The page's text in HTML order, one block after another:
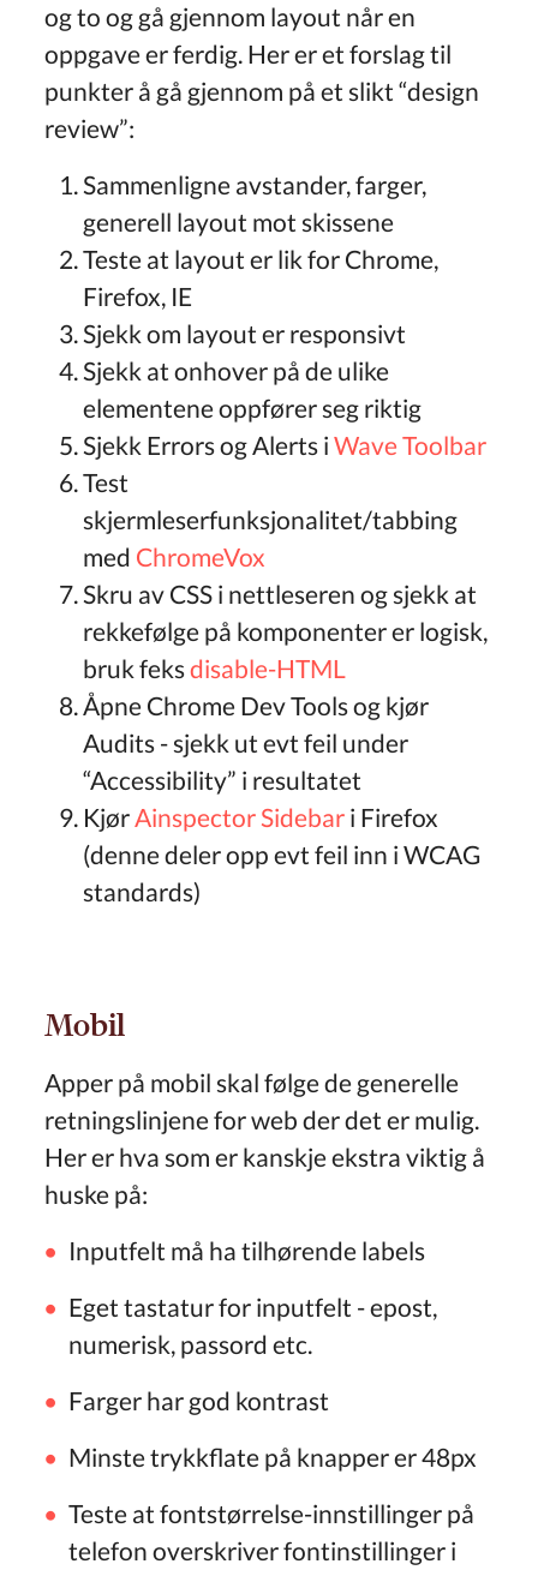
og to og gå gjennom layout når en
oppgave er ferdig. Her er et forslag til
punkter å gå gjennom på et slikt “design
review”:
Sammenligne avstander, farger,
generell layout mot skissene
Teste at layout er lik for Chrome,
Firefox, IE
Sjekk om layout er responsivt
Sjekk at onhover på de ulike
elementene oppfører seg riktig
Sjekk Errors og Alerts iWave Toolbar
Test
skjermleserfunksjonalitet/tabbing
med ChromeVox
Skru av CSS i nettleseren og sjekk at
rekkefølge på komponenter er logisk,
bruk feksdisable-HTML
Åpne Chrome Dev Tools og kjør
Audits - sjekk ut evt feil under
“Accessibility” i resultatet
KjørAinspector Sidebar i Firefox
(denne deler opp evt feil inn i WCAG
standards)
Mobil
Apper på mobil skal følge de generelle
retningslinjene for web der det er mulig.
Her er hva som er kanskje ekstra viktig å
huske på:
Inputfelt må ha tilhørende labels
Eget tastatur for inputfelt - epost,
numerisk, passord etc.
Farger har god kontrast
Minste trykkflate på knapper er 48px
Teste at fontstørrelse-innstillinger på
telefon overskriver fontinstillinger i